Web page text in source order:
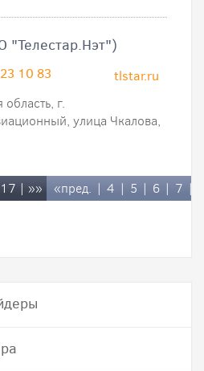
"Телестар.Нэт")
tlstar.ru
10 83
г.
улица Чкалова,
| »» «пред. | 4 | 5 | 6 | 7 |